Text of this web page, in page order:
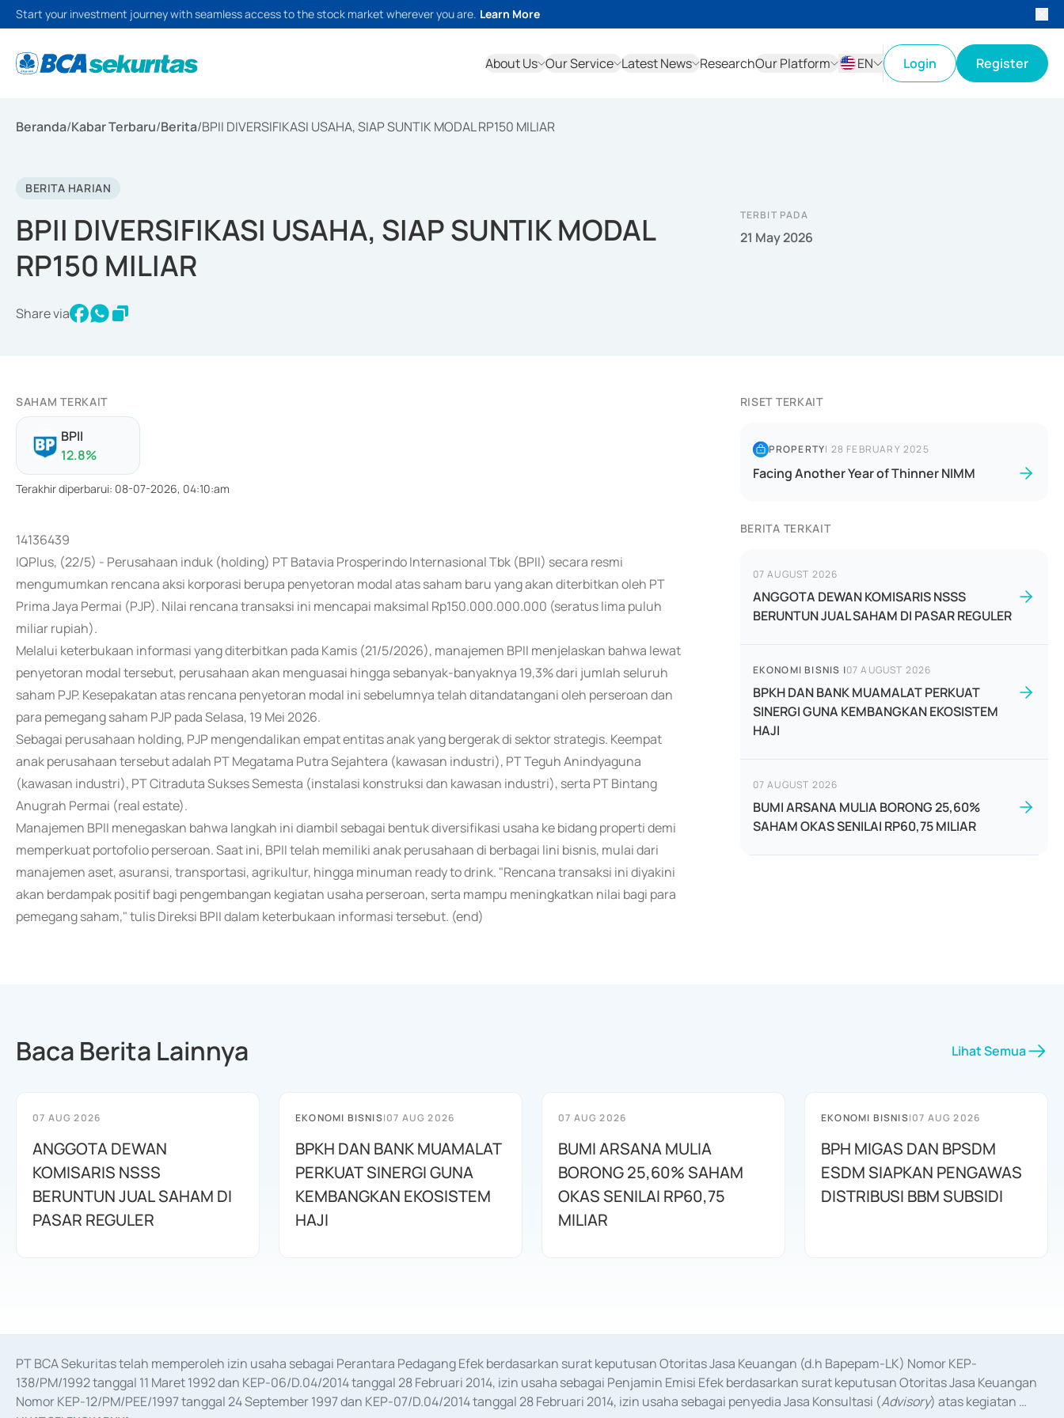
Start your investment journey with seamless access to the stock market wherever you are. Learn More
About Us Our Service Latest News ResearchOur Platform
EN
Login Register
Beranda/Kabar Terbaru/Berita/BPII DIVERSIFIKASI USAHA, SIAP SUNTIK MODAL RP150 MILIAR
BERITA HARIAN
BPII DIVERSIFIKASI USAHA, SIAP SUNTIK MODAL
RP150 MILIAR
Share via
TERBIT PADA
21 May 2026
SAHAM TERKAIT
BPII
12.8%
Terakhir diperbarui: 08-07-2026, 04:10:am
14136439
IQPlus, (22/5) - Perusahaan induk (holding) PT Batavia Prosperindo Internasional Tbk (BPII) secara resmi
mengumumkan rencana aksi korporasi berupa penyetoran modal atas saham baru yang akan diterbitkan oleh PT
Prima Jaya Permai (PJP). Nilai rencana transaksi ini mencapai maksimal Rp150.000.000.000 (seratus lima puluh
miliar rupiah).
Melalui keterbukaan informasi yang diterbitkan pada Kamis (21/5/2026), manajemen BPII menjelaskan bahwa lewat
penyetoran modal tersebut, perusahaan akan menguasai hingga sebanyak-banyaknya 19,3% dari jumlah seluruh
saham PJP. Kesepakatan atas rencana penyetoran modal ini sebelumnya telah ditandatangani oleh perseroan dan
para pemegang saham PJP pada Selasa, 19 Mei 2026.
Sebagai perusahaan holding, PJP mengendalikan empat entitas anak yang bergerak di sektor strategis. Keempat
anak perusahaan tersebut adalah PT Megatama Putra Sejahtera (kawasan industri), PT Teguh Anindyaguna
(kawasan industri), PT Citraduta Sukses Semesta (instalasi konstruksi dan kawasan industri), serta PT Bintang
Anugrah Permai (real estate).
Manajemen BPII menegaskan bahwa langkah ini diambil sebagai bentuk diversifikasi usaha ke bidang properti demi
memperkuat portofolio perseroan. Saat ini, BPII telah memiliki anak perusahaan di berbagai lini bisnis, mulai dari
manajemen aset, asuransi, transportasi, agrikultur, hingga minuman ready to drink. "Rencana transaksi ini diyakini
akan berdampak positif bagi pengembangan kegiatan usaha perseroan, serta mampu meningkatkan nilai bagi para
pemegang saham," tulis Direksi BPII dalam keterbukaan informasi tersebut. (end)
RISET TERKAIT
PROPERTY| 28 FEBRUARY 2025
Facing Another Year of Thinner NIMM
BERITA TERKAIT
07 AUGUST 2026
ANGGOTA DEWAN KOMISARIS NSSS
BERUNTUN JUAL SAHAM DI PASAR REGULER
EKONOMI BISNIS |07 AUGUST 2026
BPKH DAN BANK MUAMALAT PERKUAT
SINERGI GUNA KEMBANGKAN EKOSISTEM
HAJI
07 AUGUST 2026
BUMI ARSANA MULIA BORONG 25,60%
SAHAM OKAS SENILAI RP60,75 MILIAR
Baca Berita Lainnya Lihat Semua
07 AUG 2026
ANGGOTA DEWAN
KOMISARIS NSSS
BERUNTUN JUAL SAHAM DI
PASAR REGULER
EKONOMI BISNIS|07 AUG 2026
BPKH DAN BANK MUAMALAT
PERKUAT SINERGI GUNA
KEMBANGKAN EKOSISTEM
HAJI
07 AUG 2026
BUMI ARSANA MULIA
BORONG 25,60% SAHAM
OKAS SENILAI RP60,75
MILIAR
EKONOMI BISNIS|07 AUG 2026
BPH MIGAS DAN BPSDM
ESDM SIAPKAN PENGAWAS
DISTRIBUSI BBM SUBSIDI
PT BCA Sekuritas telah memperoleh izin usaha sebagai Perantara Pedagang Efek berdasarkan surat keputusan Otoritas Jasa Keuangan (d.h Bapepam-LK) Nomor KEP-
138/PM/1992 tanggal 11 Maret 1992 dan KEP-06/D.04/2014 tanggal 28 Februari 2014, izin usaha sebagai Penjamin Emisi Efek berdasarkan surat keputusan Otoritas Jasa Keuangan
Nomor KEP-12/PM/PEE/1997 tanggal 24 September 1997 dan KEP-07/D.04/2014 tanggal 28 Februari 2014, izin usaha sebagai penyedia Jasa Konsultasi (Advisory) atas kegiatan